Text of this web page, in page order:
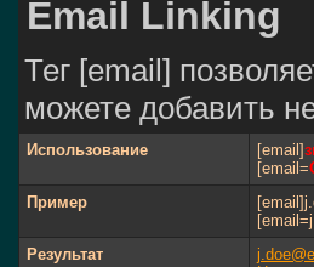
Email Linking
Тег [email]
можете добавить
Использование [email]
[email=
Пример
Результат